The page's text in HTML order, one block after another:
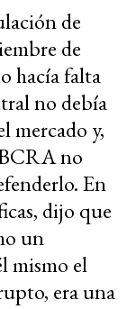
de
de
hacía falta
no debía
mercado y,
no
En
dijo que
un
mismo el
era una